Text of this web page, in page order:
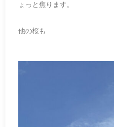
ょっと焦ります。
他の桜も